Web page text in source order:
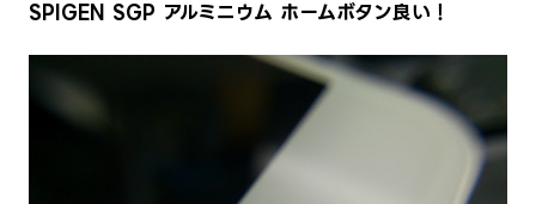
SPIGEN SGP アルミニウム ホームボタン良い！